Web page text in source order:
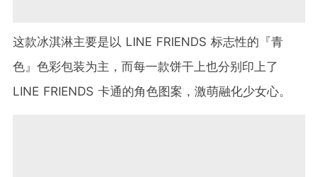
这款冰淇淋主要是以 LINE FRIENDS 标志性的『青
色』色彩包装为主，而每一款饼干上也分别印上了
LINE FRIENDS 卡通的角色图案，激萌融化少女心。